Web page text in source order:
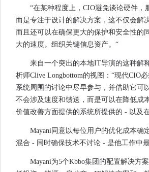
“在某种程度上，CIO避免谈论硬件，
而是专注于设计的解决方案，这不仅会解
而且还可以在确保更大的保护和安全性的
大的速度。组织关键信息资产。“
来自一个突出的本地IT导演的这种解
析师Clive Longbottom的视图：“现代CIO
系统周围的讨论中尽早参与，并借助它可
不会涉及速度和馈送，而是可以在降低成
价值改善方面提供的系统所提供的 - 以及
Mayani同意以每位用户的优化成本确
混合 - 同时确保技术不讨论 - 是他工作中
Mayani为5个Kbbo集团的配置解决方